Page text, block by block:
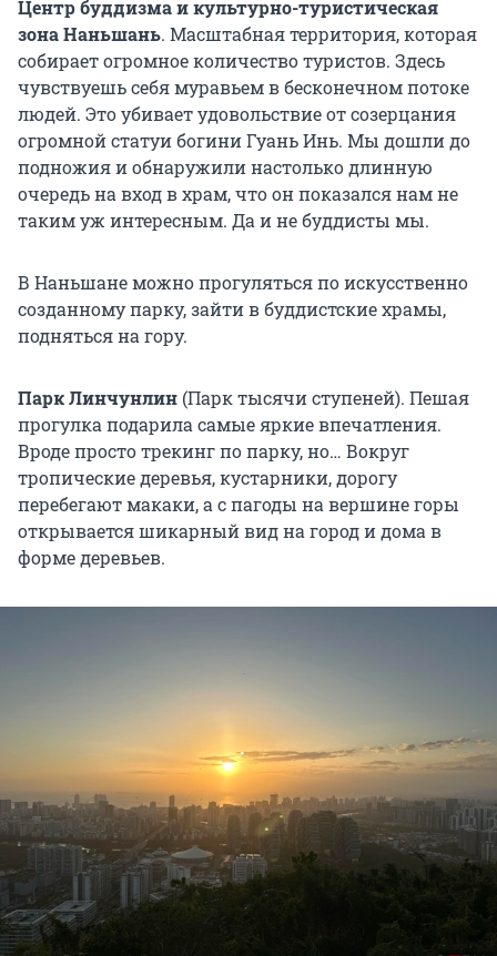
Центр буддизма и культурно-туристическая
зона Наньшань. Масштабная территория, которая
собирает огромное количество туристов. Здесь
чувствуешь себя муравьем в бесконечном потоке
людей. Это убивает удовольствие от созерцания
огромной статуи богини Гуань Инь. Мы дошли до
подножия и обнаружили настолько длинную
очередь на вход в храм, что он показался нам не
таким уж интересным. Да и не буддисты мы.
В Наньшане можно прогуляться по искусственно
созданному парку, зайти в буддистские храмы,
подняться на гору.
Парк Линчунлин (Парк тысячи ступеней). Пешая
прогулка подарила самые яркие впечатления.
Вроде просто трекинг по парку, но… Вокруг
тропические деревья, кустарники, дорогу
перебегают макаки, а с пагоды на вершине горы
открывается шикарный вид на город и дома в
форме деревьев.